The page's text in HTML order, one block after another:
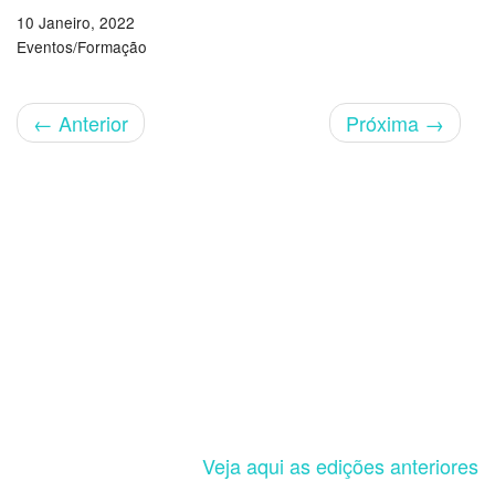
10 Janeiro, 2022
Eventos/Formação
← Anterior Próxima →
Veja aqui as edições anteriores